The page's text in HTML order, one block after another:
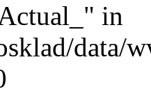
in
data/